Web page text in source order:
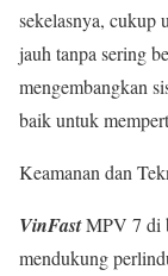
sekelasnya, cukup
jauh tanpa sering
mengembangkan
baik untuk
Keamanan dan
VinFastMPV 7 di
mendukung